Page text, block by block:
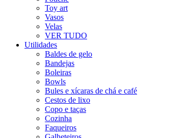
Toy art
Vasos
Velas
VER TUDO
Utilidades
Baldes de gelo
Bandejas
Boleiras
Bowls
Bules e xícaras de chá e café
Cestos de lixo
Copo e taças
Cozinha
Faqueiros